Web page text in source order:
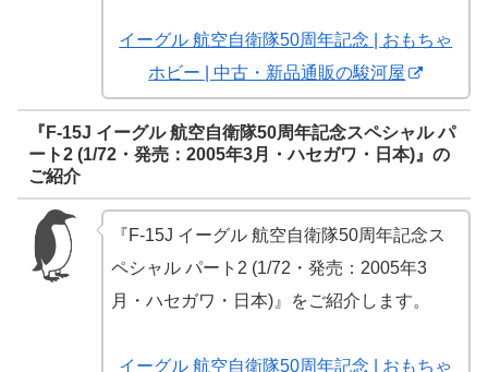
イーグル 航空自衛隊50周年記念 | おもちゃ
ホビー | 中古・新品通販の駿河屋
『F-15J イーグル 航空自衛隊50周年記念スペシャル パ
ート2 (1/72・発売：2005年3月・ハセガワ・日本)』の
ご紹介
『F-15J イーグル 航空自衛隊50周年記念ス
ペシャル パート2 (1/72・発売：2005年3
月・ハセガワ・日本)』をご紹介します。
イーグル 航空自衛隊50周年記念 | おもちゃ